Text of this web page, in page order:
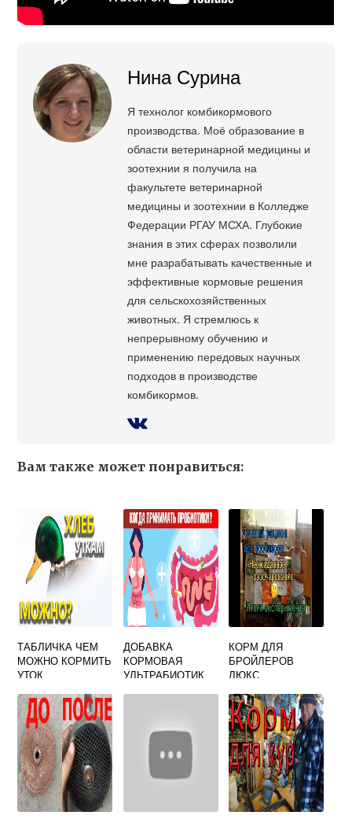
Нина Сурина
Я технолог комбикормового
производства. Моё образование в
области ветеринарной медицины и
зоотехнии я получила на
факультете ветеринарной
медицины и зоотехнии в Колледже
Федерации РГАУ МСХА. Глубокие
знания в этих сферах позволили
мне разрабатывать качественные и
эффективные кормовые решения
для сельскохозяйственных
животных. Я стремлюсь к
непрерывному обучению и
применению передовых научных
подходов в производстве
комбикормов.
Вам также может понравиться:
ТАБЛИЧКА ЧЕМ
МОЖНО КОРМИТЬ
УТОК
ДОБАВКА
КОРМОВАЯ
УЛЬТРАБИОТИК
КОРМ ДЛЯ
БРОЙЛЕРОВ
ЛЮКС